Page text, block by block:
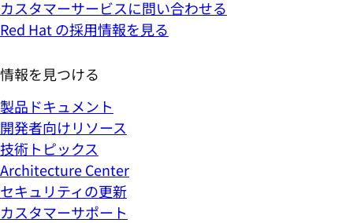
カスタマーサービスに問い合わせる
Red Hat の採用情報を見る
情報を見つける
製品ドキュメント
開発者向けリソース
技術トピックス
Architecture Center
セキュリティの更新
カスタマーサポート